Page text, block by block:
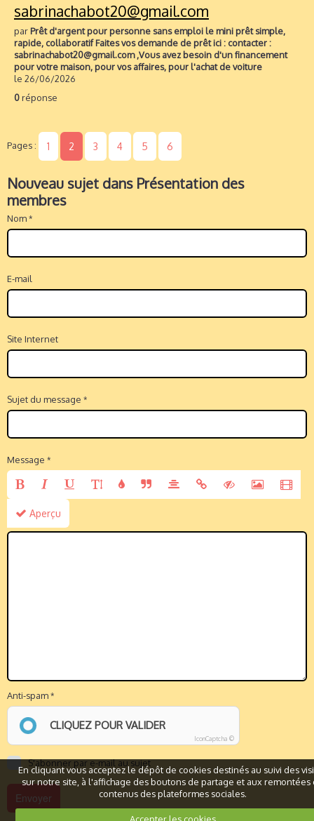
sabrinachabot20@gmail.com
parPrêt d'argent pour personne sans emploi le mini prêt simple,
rapide, collaboratif Faites vos demande de prêt ici : contacter :
sabrinachabot20@gmail.com ,Vous avez besoin d'un financement
pour votre maison, pour vos affaires, pour l'achat de voiture
le 26/06/2026
0réponse
Pages : 1 2 3 4 5 6
Nouveau sujet dans Présentation des
membres
Nom
E-mail
Site Internet
Sujet du message
Message
Aperçu
Anti-spam
CLIQUEZ POUR VALIDER
IconCaptcha ©
S'abonner par e-mail au sujet
En cliquant vous acceptez le dépôt de cookies destinés au suivi des
sur notre site, à l'affichage des boutons de partage et aux remontées
contenus des plateformes sociales.